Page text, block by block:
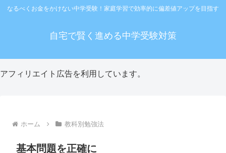
なるべくお金をかけない中学受験！家庭学習で効率的に偏差値アップを目指す
自宅で賢く進める中学受験対策
アフィリエイト広告を利用しています。
ホーム 教科別勉強法
基本問題を正確に